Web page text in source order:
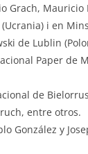
Grach, Mauricio
i en
de Lublin
Paper de
de
entre otros.
González y